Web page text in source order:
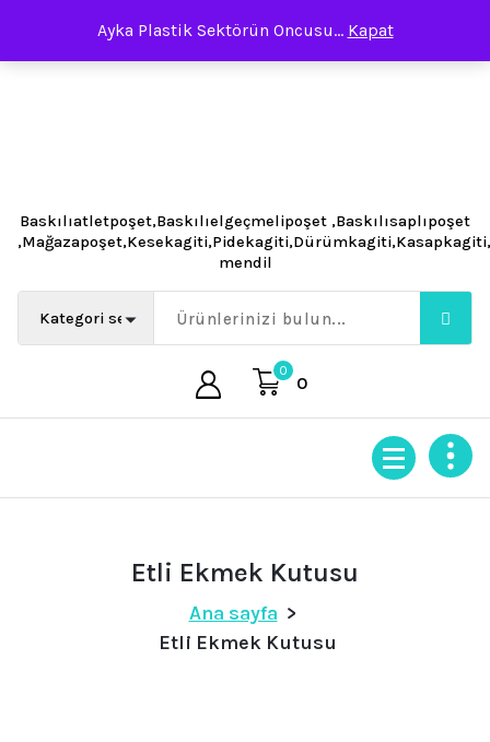
Ayka Plastik Sektörün Oncusu... Kapat
Baskılıatletpoşet,Baskılıelgeçmelipoşet ,Baskılısaplıpoşet
mendil
0
0
Etli Ekmek Kutusu
Ana sayfa >
Etli Ekmek Kutusu